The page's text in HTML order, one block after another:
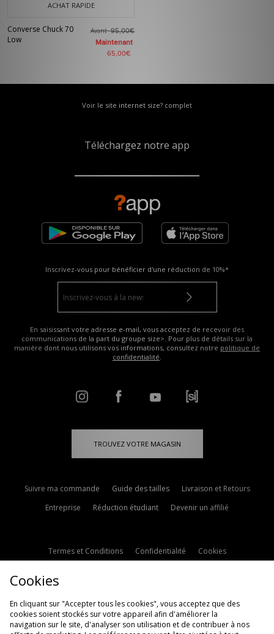
ACHAT RAPIDE
Converse Chuck 70
Low
Avant95,00€
Maintenant
65,00€
Voir le site internet size? complet
Téléchargez notre app
Inscrivez-vous pour bénéficier d'une réduction de 10%*
En saisissant votre adresse e-mail, vous acceptez de recevoir des
communications de la part du groupe size>. Pour plus de détails sur la
manière dont nous utilisons vos informations, consultez notre politique de
confidentialité.
TROUVEZ VOTRE MAGASIN
Suivre ma commande Guide des tailles
Livraison et Retours
Entreprise
Réduction étudiant Devenir un affilié
Termes et Conditions Confidentialité
Cookies
Politique d'avis en ligne
Cookies
En cliquant sur "Accepter tous les cookies", vous acceptez que des
cookies soient stockés sur votre appareil afin d'améliorer la
navigation sur le site, d'analyser son utilisation et de contribuer à nos